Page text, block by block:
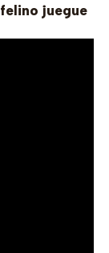
juegue